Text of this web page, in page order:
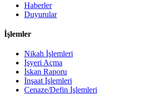
Haberler
Duyurular
İşlemler
Nikah İşlemleri
İşyeri Açma
İskan Raporu
İnşaat İşlemleri
Cenaze/Defin İşlemleri